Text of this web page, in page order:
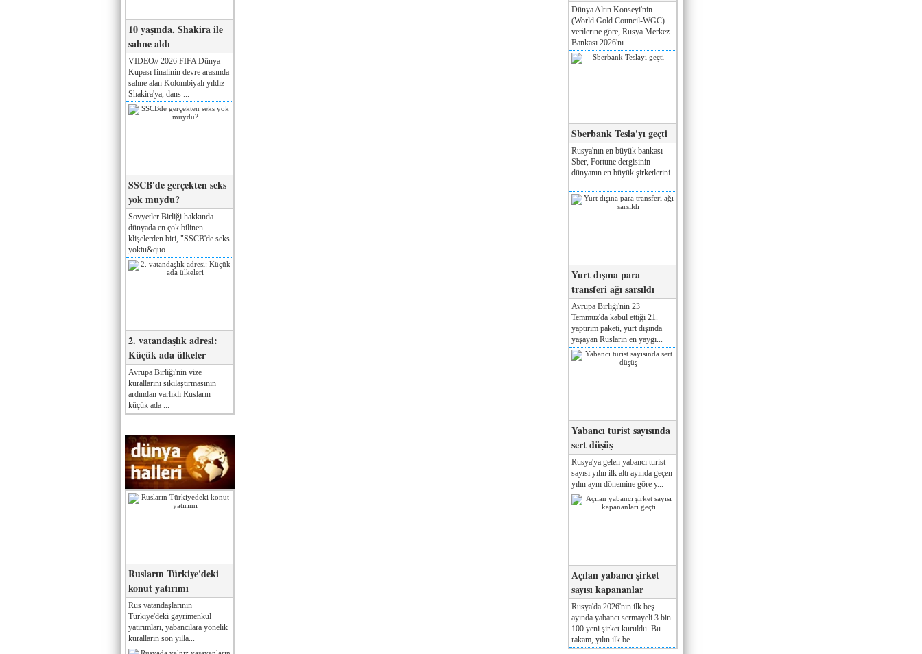
10 yaşında, Shakira ile
sahne aldı
VIDEO// 2026 FIFA Dünya
Kupası finalinin devre arasında
sahne alan Kolombiyalı yıldız
Shakira'ya, dans ...
SSCB'de gerçekten seks
yok muydu?
Sovyetler Birliği hakkında
dünyada en çok bilinen
klişelerden biri, "SSCB'de seks
yoktu&quo...
2. vatandaşlık adresi:
Küçük ada ülkeler
Avrupa Birliği'nin vize
kurallarını sıkılaştırmasının
ardından varlıklı Rusların
küçük ada ...
Rusların Türkiye'deki
konut yatırımı
Rus vatandaşlarının
Türkiye'deki gayrimenkul
yatırımları, yabancılara yönelik
kuralların son yılla...
Dünya Altın Konseyi'nin
(World Gold Council-WGC)
verilerine göre, Rusya Merkez
Bankası 2026'nı...
Sberbank Tesla'yı geçti
Rusya'nın en büyük bankası
Sber, Fortune dergisinin
dünyanın en büyük şirketlerini
...
Yurt dışına para
transferi ağı sarsıldı
Avrupa Birliği'nin 23
Temmuz'da kabul ettiği 21.
yaptırım paketi, yurt dışında
yaşayan Rusların en yaygı...
Yabancı turist sayısında
sert düşüş
Rusya'ya gelen yabancı turist
sayısı yılın ilk altı ayında geçen
yılın aynı dönemine göre y...
Açılan yabancı şirket
sayısı kapananlar
Rusya'da 2026'nın ilk beş
ayında yabancı sermayeli 3 bin
100 yeni şirket kuruldu. Bu
rakam, yılın ilk be...